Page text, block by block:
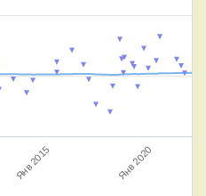
Янв 2015 Янв 2020